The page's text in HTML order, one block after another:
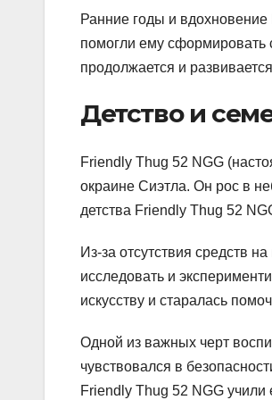
Ранние годы и
помогли ему сформировать
продолжается и
Детство и
Friendly Thug 52 NGG
окраине Сиэтла. Он рос в
детства Friendly Thug 52
Из-за отсутствия средств
исследовать и
искусству и старалась
Одной из важных черт
чувствовался в
Friendly Thug 52 NGG